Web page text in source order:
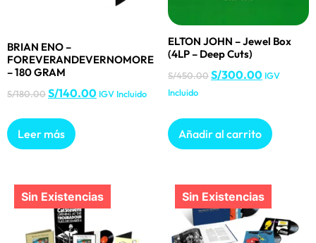
BRIAN ENO –
FOREVERANDEVERNOMORE
– 180 GRAM
S/180.00S/140.00 IGV Incluido
Leer más
ELTON JOHN – Jewel Box
(4LP – Deep Cuts)
S/450.00S/300.00 IGV
Incluido
Añadir al carrito